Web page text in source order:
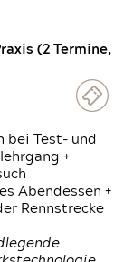
(2 Termine,
bei Test- und
+
Abendessen +
Rennstrecke